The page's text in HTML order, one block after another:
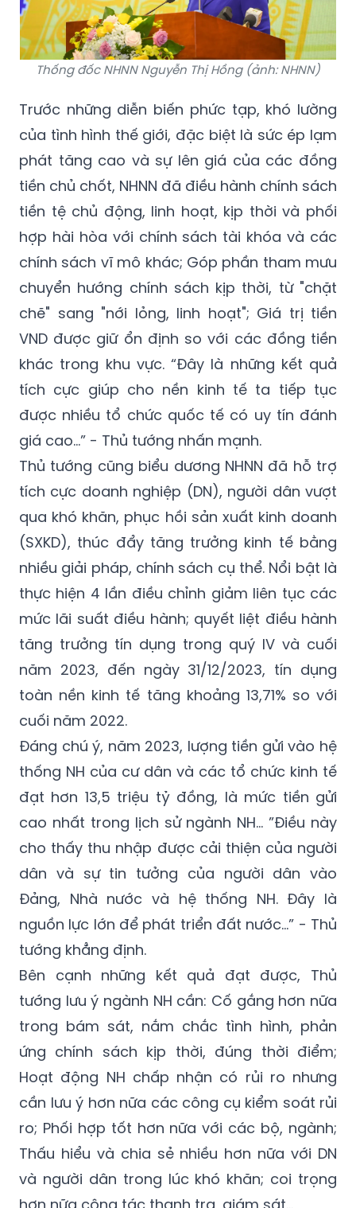
Thống đốc NHNN Nguyễn Thị Hồng (ảnh: NHNN)
Trước những diễn biến phức tạp, khó lường
của tình hình thế giới, đặc biệt là sức ép lạm
phát tăng cao và sự lên giá của các đồng
tiền chủ chốt, NHNN đã điều hành chính sách
tiền tệ chủ động, linh hoạt, kịp thời và phối
hợp hài hòa với chính sách tài khóa và các
chính sách vĩ mô khác; Góp phần tham mưu
chuyển hướng chính sách kịp thời, từ "chặt
chẽ" sang "nới lỏng, linh hoạt"; Giá trị tiền
VND được giữ ổn định so với các đồng tiền
khác trong khu vực. “Đây là những kết quả
tích cực giúp cho nền kinh tế ta tiếp tục
được nhiều tổ chức quốc tế có uy tín đánh
giá cao…” - Thủ tướng nhấn mạnh.
Thủ tướng cũng biểu dương NHNN đã hỗ trợ
tích cực doanh nghiệp (DN), người dân vượt
qua khó khăn, phục hồi sản xuất kinh doanh
(SXKD), thúc đẩy tăng trưởng kinh tế bằng
nhiều giải pháp, chính sách cụ thể. Nổi bật là
thực hiện 4 lần điều chỉnh giảm liên tục các
mức lãi suất điều hành; quyết liệt điều hành
tăng trưởng tín dụng trong quý IV và cuối
năm 2023, đến ngày 31/12/2023, tín dụng
toàn nền kinh tế tăng khoảng 13,71% so với
cuối năm 2022.
Đáng chú ý, năm 2023, lượng tiền gửi vào hệ
thống NH của cư dân và các tổ chức kinh tế
đạt hơn 13,5 triệu tỷ đồng, là mức tiền gửi
cao nhất trong lịch sử ngành NH… ”Điều này
cho thấy thu nhập được cải thiện của người
dân và sự tin tưởng của người dân vào
Đảng, Nhà nước và hệ thống NH. Đây là
nguồn lực lớn để phát triển đất nước…” - Thủ
tướng khẳng định.
Bên cạnh những kết quả đạt được, Thủ
tướng lưu ý ngành NH cần: Cố gắng hơn nữa
trong bám sát, nắm chắc tình hình, phản
ứng chính sách kịp thời, đúng thời điểm;
Hoạt động NH chấp nhận có rủi ro nhưng
cần lưu ý hơn nữa các công cụ kiểm soát rủi
ro; Phối hợp tốt hơn nữa với các bộ, ngành;
Thấu hiểu và chia sẻ nhiều hơn nữa với DN
và người dân trong lúc khó khăn; coi trọng